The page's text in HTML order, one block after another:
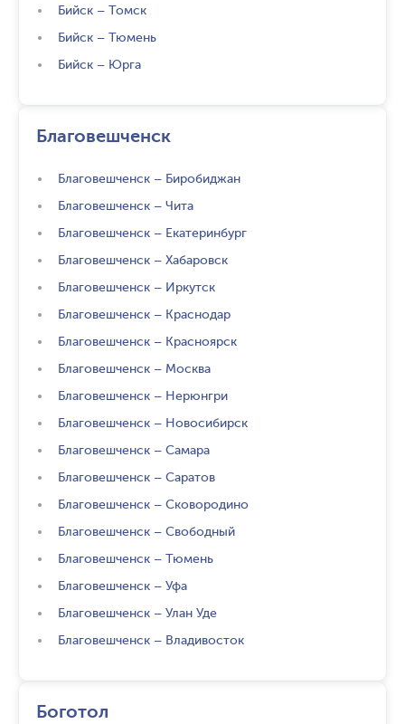
Бийск – Томск
Бийск – Тюмень
Бийск – Юрга
Благовешченск
Благовешченск – Биробиджан
Благовешченск – Чита
Благовешченск – Екатеринбург
Благовешченск – Хабаровск
Благовешченск – Иркутск
Благовешченск – Краснодар
Благовешченск – Красноярск
Благовешченск – Москва
Благовешченск – Нерюнгри
Благовешченск – Новосибирск
Благовешченск – Самара
Благовешченск – Саратов
Благовешченск – Сковородино
Благовешченск – Свободный
Благовешченск – Тюмень
Благовешченск – Уфа
Благовешченск – Улан Уде
Благовешченск – Владивосток
Боготол